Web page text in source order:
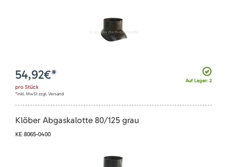
Auf Lager: 2
54,92€*
pro Stück
*inkl. MwSt zzgl. Versand
Klöber Abgaskalotte 80/125 grau
KE 8065-0400